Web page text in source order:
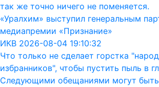
так же точно ничего не поменяется.
«Уралхим» выступил генеральным
медиапремии «Признание»
ИКВ 2026-08-04 19:10:32
Что только не сделает горстка
избранников", чтобы пустить пыль в
Следующими обещаниями могут